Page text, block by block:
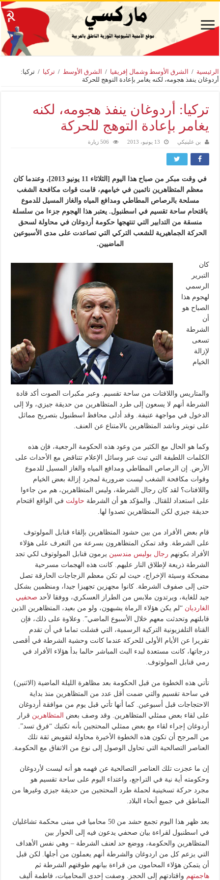
الرئيسية / الشرق الأوسط وشمال إفريقيا / الشرق الأوسط / تركيا / تركيا:
أردوغان ينفذ هجومه، لكنه يغامر بإعادة التوهج للحركة
تركيا: أردوغان ينفذ هجومه، لكنه
يغامر بإعادة التوهج للحركة
بن غلينيكي 13 يونيو، 2013 506 زيارة
في وقت مبكر من صباح هذا اليوم [الثلاثاء 11 يونيو 2013]، وعندما كان
معظم المتظاهرين نائمين في خيامهم، قامت قوات مكافحة الشغب
مسلحة بالرصاص المطاطي ومدافع المياه والغاز المسيل للدموع
باقتحام ساحة تقسيم في اسطنبول. يعتبر هذا الهجوم جزءا من سلسلة
منسقة من التدابير التي تنتهجها حكومة أردوغان في محاولة لسحق
الحركة الجماهيرية للشعب التركي التي تصاعدت على مدى الأسبوعين
الماضيين.
كان
التبرير
الرسمي
لهجوم هذا
الصباح هو
أن
الشرطة
تسعى
لإزالة
الخيام
والمتاريس واللافتات من ساحة تقسيم. وعبر مكبرات الصوت أكد قادة
الشرطة أنهم لا يسعون إلى طرد المتظاهرين من حديقة جيزي، ولا إلى
الدخول في مواجهة عنيفة. وقد أدلى محافظ اسطنبول بتصريح مماثل
على تويتر وناشد المتظاهرين بالامتناع عن العنف.
وكما هو الحال مع الكثير من وعود هذه الحكومة الرجعية، فإن هذه
الكلمات اللطيفة التي تبث عبر وسائل الإعلام تتناقض مع الأحداث على
الأرض. إن الرصاص المطاطي ومدافع المياه والغاز المسيل للدموع
وقوات مكافحة الشغب ليست ضرورية لمجرد إزالة بعض الخيام
واللافتات؟ لقد كان رجال الشرطة، وليس المتظاهرين، هم من جاءوا
على استعداد للقتال. والمؤكد هو أن الشرطة حاولت في الواقع اقتحام
حديقة جيزي لكن المتظاهرين تصدوا لها.
قام بعض الأفراد من بين حشود المتظاهرين بإلقاء قنابل المولوتوف
على الشرطة. وقد تمكن المتظاهرون بسرعة من التعرف على هؤلاء
الأفراد بكونهم رجال بوليس مندسين يرمون قنابل المولوتوف لكي تجد
الشرطة ذريعة لإطلاق النار عليهم. كانت هذه الهجمات مسرحية
مضحكة وسيئة الإخراج، حيث لم تكن معظم الزجاجات الحارقة تصل
حتى إلى صفوف الشرطة. كانوا مجهزين تجهيزا جيدا، ومنظمين بشكل
جيد للغاية، ويرتدون ملابس من الطراز العسكري، ووفقا لأحد صحفيي
الغارديان “لم يكن هؤلاء الرماة يشبهون، ولو من بعيد، المتظاهرين الذين
قابلتهم وتحدثت معهم خلال الأسبوع الماضي”. وعلاوة على ذلك، فإن
القناة التلفزيونية التركية الرسمية، التي فشلت تماما في أن تقدم
تقريرا عن الأيام الأولى للحركة عندما كانت وحشية الشرطة في أقصى
درجاتها، كانت مستعدة لبدء البث المباشر حالما بدأ هؤلاء الأفراد في
رمي قنابل المولوتوف.
تأتي هذه الخطوة من قبل الحكومة بعد مظاهرة الليلة الماضية (الاثنين)
في ساحة تقسيم والتي ضمت أقل عدد من المتظاهرين منذ بداية
الاحتجاجات قبل أسبوعين. كما أنها تأتي قبل يوم من موافقة أردوغان
على لقاء بعض ممثلي المتظاهرين. وقد وصف بعض
المتظاهرين قرار
أردوغان إجراء لقاء مع بعض ممثلي المحتجين بأنه تكتيك “فرق تسد”.
من المرجح أن تكون هذه الخطوة الأخيرة محاولة لتقويض ثقة تلك
العناصر التصالحية التي تحاول الوصول إلى نوع من الاتفاق مع الحكومة.
إن ما عجزت تلك العناصر التصالحية عن فهمه هو أنه ليست لأردوغان
وحكومته أية نية في التراجع، واعتداء اليوم على ساحة تقسيم هو
مجرد حركة تسخينية لحملة طرد المحتجين من حديقة جيزي وغيرها من
المناطق في جميع أنحاء البلاد.
بعد ظهر هذا اليوم تجمع حشد من 50 محاميا في مبنى محكمة تشاغليان
في اسطنبول لقراءة بيان صحفي يدعون فيه إلى الحوار بين
المتظاهرين والحكومة، ووضع حد لعنف الشرطة – وهي نفس الأهداف
التي يزعم كل من اردوغان والشرطة أنهم يعملون من أجلها. لكن قبل
أن يتمكن هؤلاء المحامون من قراءة بيانهم طوقتهم الشرطة ثم
هاجمتهم واقتادتهم إلى الحجز. وصفت إحدى المحاميات، فاطمة أليف